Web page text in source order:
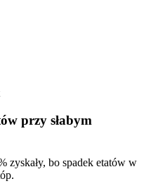
przy słabym
zyskały, bo spadek etatów w